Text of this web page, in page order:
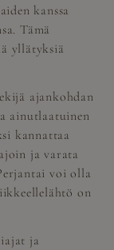
kanssa
Tämä
yllätyksiä
ajankohdan
ainutlaatuinen
kannattaa
ja varata
voi olla
on
ja